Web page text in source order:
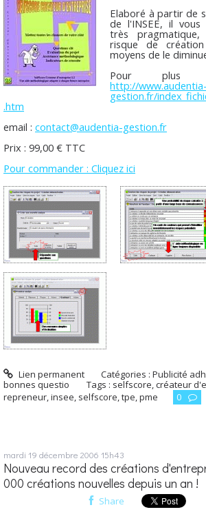
Elaboré à partir de
de l'INSEE, il
très
risque de
moyens de le
Pour plus
http://www.audentia-
gestion.fr/
.htm
email : contact@audentia-gestion.fr
Prix : 99,00 € TTC
Pour commander : Cliquez ici
Lien permanent Catégories :Publicité
bonnes questio
Tags : selfscore,créateur
repreneur,insee, selfscore,tpe,pme 0
mardi 19 décembre 2006 15h43
Nouveau record des créations
000 créations nouvelles depuis un an !
Share